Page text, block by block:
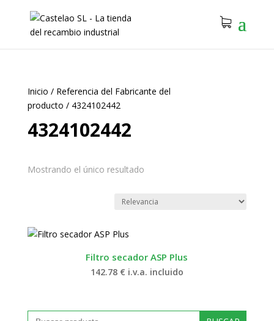
Inicio / Referencia del Fabricante del
producto / 4324102442
4324102442
Mostrando el único resultado
Filtro secador ASP Plus
142.78 € i.v.a. incluido
Buscar: